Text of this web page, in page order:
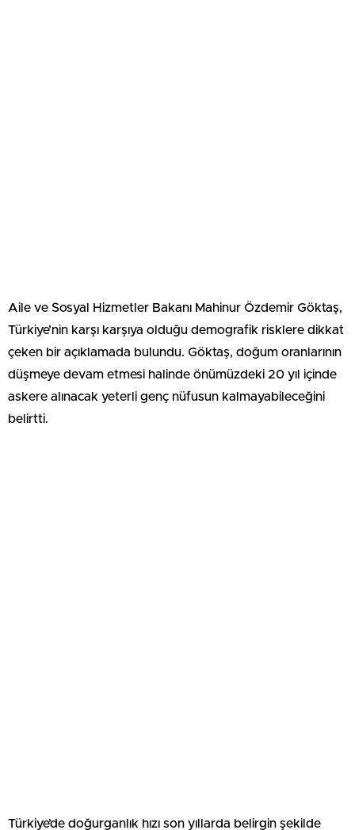
Aile ve Sosyal Hizmetler Bakanı Mahinur Özdemir Göktaş,
Türkiye’nin karşı karşıya olduğu demografik risklere dikkat
çeken bir açıklamada bulundu. Göktaş, doğum oranlarının
düşmeye devam etmesi halinde önümüzdeki 20 yıl içinde
askere alınacak yeterli genç nüfusun kalmayabileceğini
belirtti.
Türkiye’de doğurganlık hızı son yıllarda belirgin şekilde